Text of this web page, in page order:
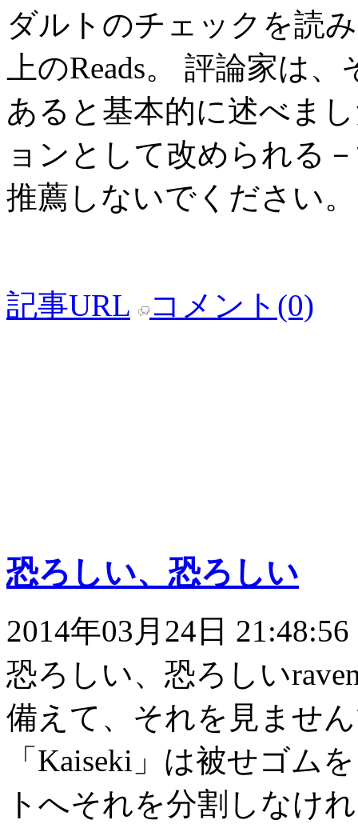
ダルトのチェックを読
上のReads。 評論家は
あると基本的に述べま
ョンとして改められる
推薦しないでください。
記事URL コメント(0)
恐ろしい、恐ろしい
2014年03月24日 21:48:56
恐ろしい、恐ろしい
備えて、それを見ませ
「Kaiseki」は被せゴム
トへそれを分割しなけ